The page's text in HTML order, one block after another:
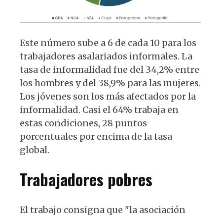
Este número sube a 6 de cada 10 para los
trabajadores asalariados informales. La
tasa de informalidad fue del 34,2% entre
los hombres y del 38,9% para las mujeres.
Los jóvenes son los más afectados por la
informalidad. Casi el 64% trabaja en
estas condiciones, 28 puntos
porcentuales por encima de la tasa
global.
Trabajadores pobres
El trabajo consigna que "la asociación